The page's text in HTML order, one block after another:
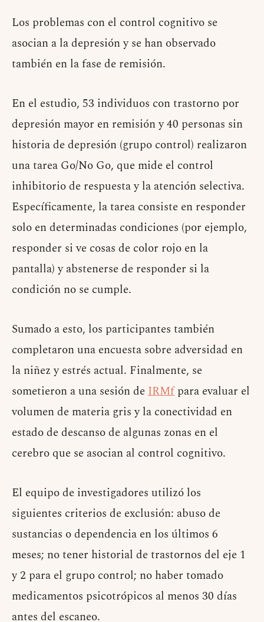
Los problemas con el control cognitivo se
asocian a la depresión y se han observado
también en la fase de remisión.
En el estudio, 53 individuos con trastorno por
depresión mayor en remisión y 40 personas sin
historia de depresión (grupo control) realizaron
una tarea Go/No Go, que mide el control
inhibitorio de respuesta y la atención selectiva.
Específicamente, la tarea consiste en responder
solo en determinadas condiciones (por ejemplo,
responder si ve cosas de color rojo en la
pantalla) y abstenerse de responder si la
condición no se cumple.
Sumado a esto, los participantes también
completaron una encuesta sobre adversidad en
la niñez y estrés actual. Finalmente, se
sometieron a una sesión deIRMfpara evaluar el
volumen de materia gris y la conectividad en
estado de descanso de algunas zonas en el
cerebro que se asocian al control cognitivo.
El equipo de investigadores utilizó los
siguientes criterios de exclusión: abuso de
sustancias o dependencia en los últimos 6
meses; no tener historial de trastornos del eje 1
y 2 para el grupo control; no haber tomado
medicamentos psicotrópicos al menos 30 días
antes del escaneo.